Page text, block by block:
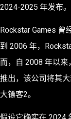
2024-2025 年发布
Rockstar Games 曾
到 2006 年，
而，自 2008 年以来
推出，该公司将其
大镖客2。